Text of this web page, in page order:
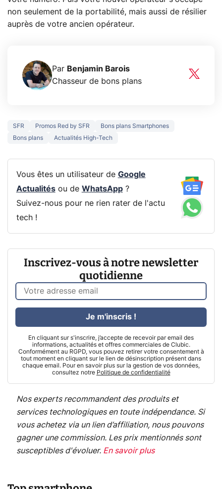
non seulement de la portabilité, mais aussi de résilier
auprès de votre ancien opérateur.
Par Benjamin Barois
Chasseur de bons plans
SFR Promos Red by SFR
Bons plans Smartphones
Bons plans
Actualités High-Tech
Vous êtes un utilisateur de Google
Actualitésou de WhatsApp?
Suivez-nous pour ne rien rater de l'actu
tech !
Inscrivez-vous à notre newsletter
quotidienne
En cliquant sur s'inscrire, j’accepte de recevoir par email des
informations, actualités et offres commerciales de Clubic.
Conformément au RGPD, vous pouvez retirer votre consentement à
tout moment en cliquant sur le lien de désinscription présent dans
chaque email. Pour en savoir plus sur la gestion de vos données,
consultez notre Politique de confidentialité
Je m'inscris !
Nos experts recommandent des produits et
services technologiques en toute indépendance. Si
vous achetez via un lien d’affiliation, nous pouvons
gagner une commission. Les prix mentionnés sont
susceptibles d'évoluer. En savoir plus